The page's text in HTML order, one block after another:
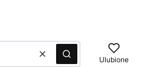
WyczyśćSzukaj Ulubione